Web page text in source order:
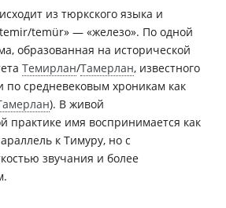
из тюркского языка и
temür» — «железо». По одной
образованная на исторической
Темирлан/Тамерлан, известного
по средневековым хроникам как
). В живой
практике имя воспринимается как
к Тимуру, но с
звучания и более